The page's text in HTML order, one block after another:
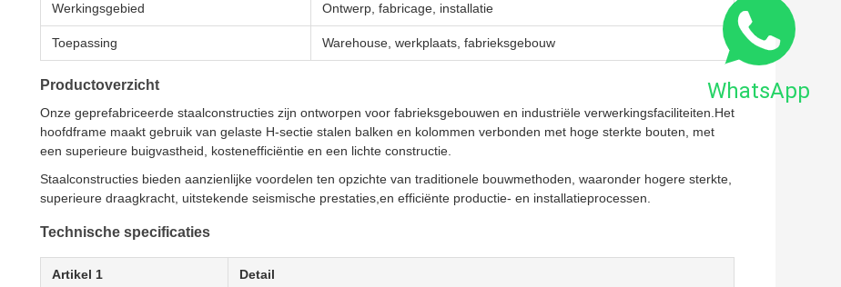
Werkingsgebied Ontwerp, fabricage, installatie
Toepassing Warehouse, werkplaats, fabrieksgebouw
Productoverzicht
Onze geprefabriceerde staalconstructies zijn ontworpen voor fabrieksgebouwen en industriële verwerkingsfaciliteiten.Het
hoofdframe maakt gebruik van gelaste H-sectie stalen balken en kolommen verbonden met hoge sterkte bouten, met
een superieure buigvastheid, kostenefficiëntie en een lichte constructie.
Staalconstructies bieden aanzienlijke voordelen ten opzichte van traditionele bouwmethoden, waaronder hogere sterkte,
superieure draagkracht, uitstekende seismische prestaties,en efficiënte productie- en installatieprocessen.
Technische specificaties
Artikel 1 Detail
WhatsApp